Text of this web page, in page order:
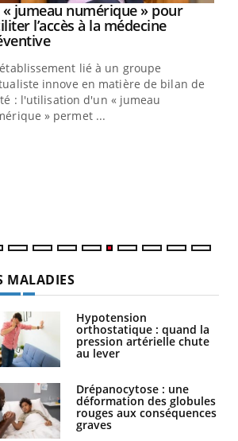
« jumeau numérique » pour
l’accès à la médecine
Youtube
lié à un groupe
innove en matière de bilan de
: l'utilisation d'un « jumeau
» permet ...
MALADIES
Hypotension
orthostatique : quand la
pression artérielle chute
au lever
Drépanocytose : une
déformation des globules
rouges aux conséquences
graves